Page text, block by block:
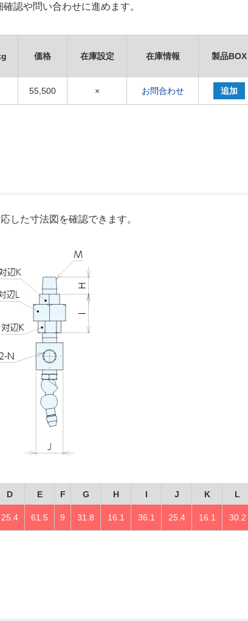
認や問い合わせに進めます。
価格 在庫設定 在庫情報 製品BOX
55,500 × お問合わせ 追加
した寸法図を確認できます。
D E F G H I J K L
25.4 61.5 9 31.8 16.1 36.1 25.4 16.1 30.2